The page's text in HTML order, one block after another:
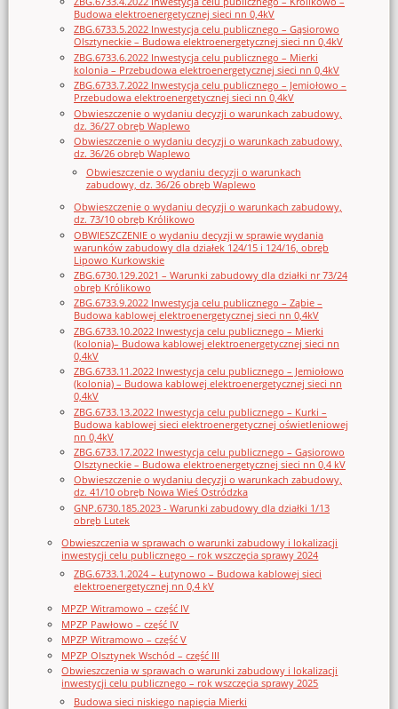
Budowa elektroenergetycznej sieci nn 0,4kV
ZBG.6733.5.2022 Inwestycja celu publicznego – Gąsiorowo
Olsztyneckie – Budowa elektroenergetycznej sieci nn 0,4kV
ZBG.6733.6.2022 Inwestycja celu publicznego – Mierki
kolonia – Przebudowa elektroenergetycznej sieci nn 0,4kV
ZBG.6733.7.2022 Inwestycja celu publicznego – Jemiołowo –
Przebudowa elektroenergetycznej sieci nn 0,4kV
Obwieszczenie o wydaniu decyzji o warunkach zabudowy,
dz. 36/27 obręb Waplewo
Obwieszczenie o wydaniu decyzji o warunkach zabudowy,
dz. 36/26 obręb Waplewo
Obwieszczenie o wydaniu decyzji o warunkach
zabudowy, dz. 36/26 obręb Waplewo
Obwieszczenie o wydaniu decyzji o warunkach zabudowy,
dz. 73/10 obręb Królikowo
OBWIESZCZENIE o wydaniu decyzji w sprawie wydania
warunków zabudowy dla działek 124/15 i 124/16, obręb
Lipowo Kurkowskie
ZBG.6730.129.2021 – Warunki zabudowy dla działki nr 73/24
obręb Królikowo
ZBG.6733.9.2022 Inwestycja celu publicznego – Ząbie –
Budowa kablowej elektroenergetycznej sieci nn 0,4kV
ZBG.6733.10.2022 Inwestycja celu publicznego – Mierki
(kolonia)– Budowa kablowej elektroenergetycznej sieci nn
0,4kV
ZBG.6733.11.2022 Inwestycja celu publicznego – Jemiołowo
(kolonia) – Budowa kablowej elektroenergetycznej sieci nn
0,4kV
ZBG.6733.13.2022 Inwestycja celu publicznego – Kurki –
Budowa kablowej sieci elektroenergetycznej oświetleniowej
nn 0,4kV
ZBG.6733.17.2022 Inwestycja celu publicznego – Gąsiorowo
Olsztyneckie – Budowa elektroenergetycznej sieci nn 0,4 kV
Obwieszczenie o wydaniu decyzji o warunkach zabudowy,
dz. 41/10 obręb Nowa Wieś Ostródzka
GNP.6730.185.2023 - Warunki zabudowy dla działki 1/13
obręb Lutek
Obwieszczenia w sprawach o warunki zabudowy i lokalizacji
inwestycji celu publicznego – rok wszczęcia sprawy 2024
ZBG.6733.1.2024 – Łutynowo – Budowa kablowej sieci
elektroenergetycznej nn 0,4 kV
MPZP Witramowo – część IV
MPZP Pawłowo – część IV
MPZP Witramowo – część V
MPZP Olsztynek Wschód – część III
Obwieszczenia w sprawach o warunki zabudowy i lokalizacji
inwestycji celu publicznego – rok wszczęcia sprawy 2025
Budowa sieci niskiego napięcia Mierki